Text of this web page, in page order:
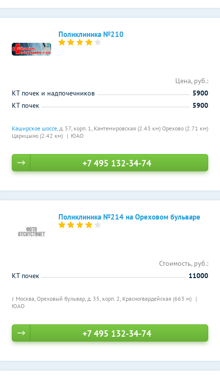
Поликлиника №210
Каширское шоссе, д. 57, корп. 1, Кантемировская (2.43 км) Орехово (2.71 км)
Царицыно (2.42 км)
ЮАО
Цена, руб.:
КТ почек и надпочечников
5900
КТ почек
5900
+7 495 132-34-74
Поликлиника №214 на Ореховом бульваре
г. Москва, Ореховый бульвар, д. 35, корп. 2, Красногвардейская (663 м)
ЮАО
Стоимость, руб.:
КТ почек
11000
+7 495 132-34-74